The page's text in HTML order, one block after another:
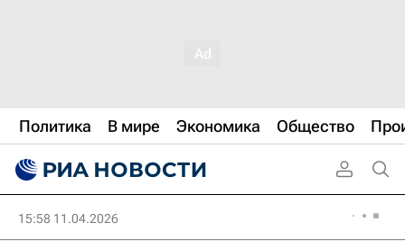
Политика В мире Экономика Общество
15:58 11.04.2026